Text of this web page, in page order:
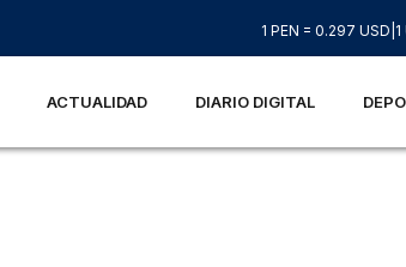
1 PEN = 0.297 USD
ACTUALIDAD DIARIO DIGITAL